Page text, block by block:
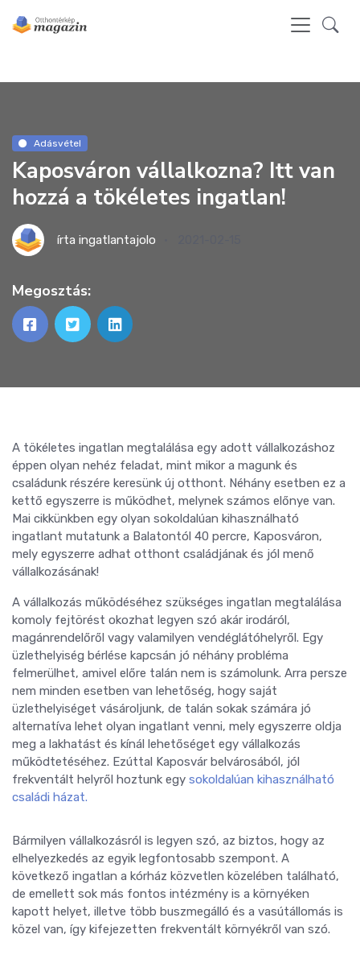
Adásvétel
Kaposváron vállalkozna? Itt van
hozzá a tökéletes ingatlan!
írta ingatlantajolo
Megosztás:
A tökéletes ingatlan megtalálása egy adott vállalkozáshoz
éppen olyan nehéz feladat, mint mikor a magunk és
családunk részére keresünk új otthont. Néhány esetben ez a
kettő egyszerre is működhet, melynek számos előnye van.
Mai cikkünkben egy olyan sokoldalúan kihasználható
ingatlant mutatunk a Balatontól 40 percre, Kaposváron,
mely egyszerre adhat otthont családjának és jól menő
vállalkozásának!
A vállalkozás működéséhez szükséges ingatlan megtalálása
komoly fejtörést okozhat legyen szó akár irodáról,
magánrendelőről vagy valamilyen vendéglátóhelyről. Egy
üzlethelyiség bérlése kapcsán jó néhány probléma
felmerülhet, amivel előre talán nem is számolunk. Arra persze
nem minden esetben van lehetőség, hogy saját
üzlethelyiséget vásároljunk, de talán sokak számára jó
alternatíva lehet olyan ingatlant venni, mely egyszerre oldja
meg a lakhatást és kínál lehetőséget egy vállalkozás
működtetéséhez. Ezúttal Kaposvár belvárosából, jól
frekventált helyről hoztunk egy sokoldalúan kihasználható
családi házat.
Bármilyen vállalkozásról is legyen szó, az biztos, hogy az
elhelyezkedés az egyik legfontosabb szempont. A
következő ingatlan a kórház közvetlen közelében található,
de emellett sok más fontos intézmény is a környéken
kapott helyet, illetve több buszmegálló és a vasútállomás is
közel van, így kifejezetten frekventált környékről van szó.